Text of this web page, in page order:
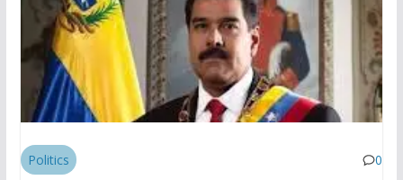
Politics 0